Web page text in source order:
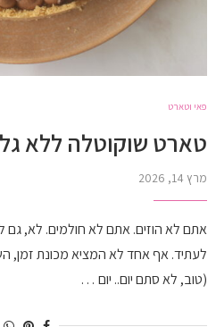
פאי וטארט
טארט שוקוטלה ללא
מרץ 14, 2026
אתם לא הוזים. אתם לא חולמים. לא, גם
(טוב, לא סתם יום.. יום …